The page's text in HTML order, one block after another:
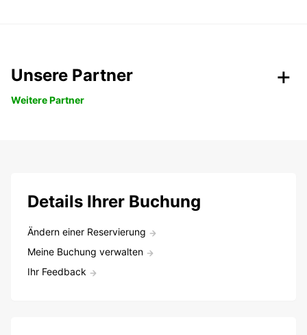
Unsere Partner
Weitere Partner
Details Ihrer Buchung
Ändern einer Reservierung
Meine Buchung verwalten
Ihr Feedback